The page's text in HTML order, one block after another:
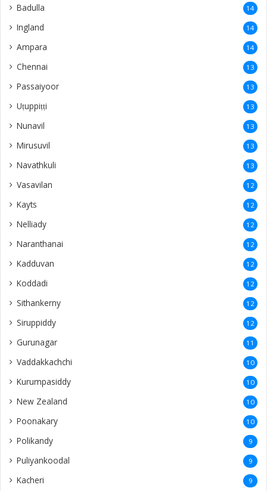
Badulla 14
Ingland 14
Ampara 14
Chennai 13
Passaiyoor 13
Uṭuppiṭṭi 13
Nunavil 13
Mirusuvil 13
Navathkuli 13
Vasavilan 12
Kayts 12
Nelliady 12
Naranthanai 12
Kadduvan 12
Koddadi 12
Sithankerny 12
Siruppiddy 12
Gurunagar 11
Vaddakkachchi 10
Kurumpasiddy 10
New Zealand 10
Poonakary 10
Polikandy 9
Puliyankoodal 9
Kacheri 9